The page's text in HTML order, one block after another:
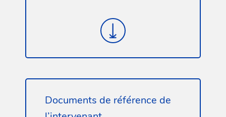
Documents de référence de